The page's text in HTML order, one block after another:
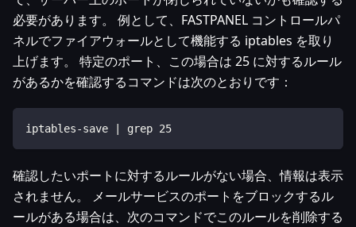
必要があります。 例として、FASTPANEL コントロールパ
ネルでファイアウォールとして機能する iptables を取り
上げます。 特定のポート、この場合は 25 に対するルール
があるかを確認するコマンドは次のとおりです：
iptables-save | grep 25
確認したいポートに対するルールがない場合、情報は表示
されません。 メールサービスのポートをブロックするル
ールがある場合は、次のコマンドでこのルールを削除する